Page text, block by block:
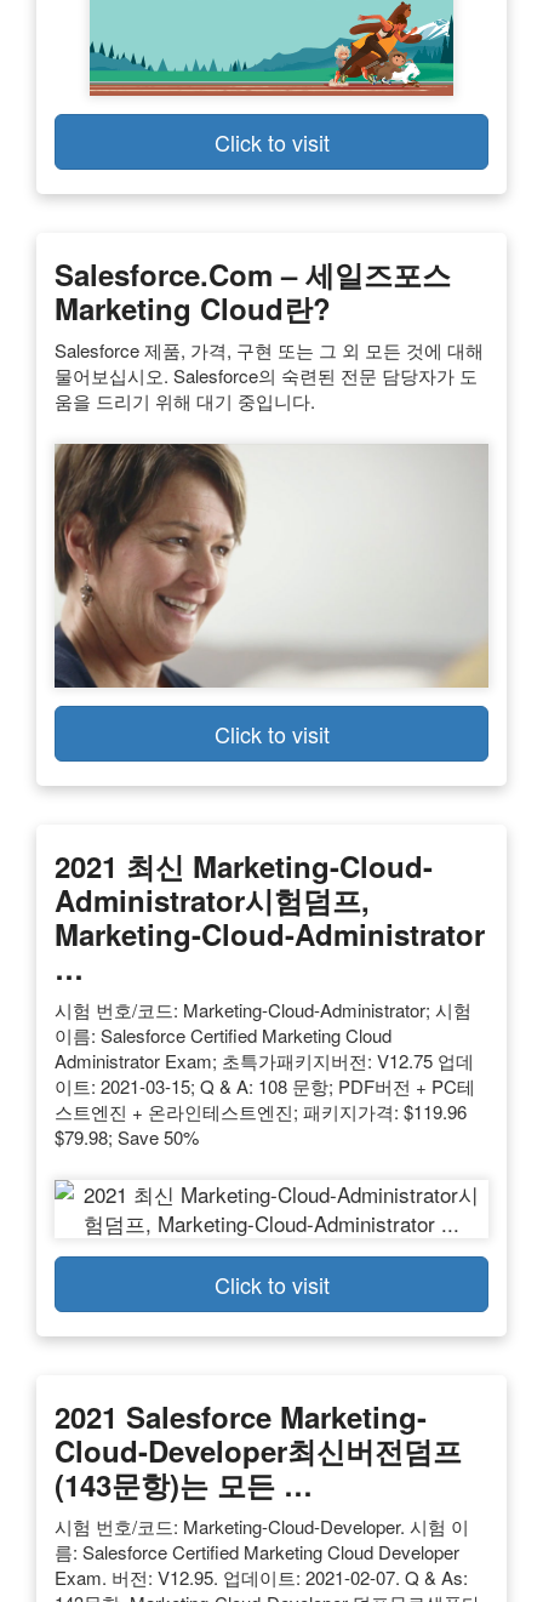
Click to visit
Salesforce.com – 세일즈포스
Marketing Cloud란?
Salesforce 제품, 가격, 구현 또는 그 외 모든 것에 대해
물어보십시오. Salesforce의 숙련된 전문 담당자가 도
움을 드리기 위해 대기 중입니다.
Click to visit
2021 최신 Marketing-Cloud-
Administrator시험덤프,
Marketing-Cloud-Administrator
…
시험 번호/코드: Marketing-Cloud-Administrator; 시험
이름: Salesforce Certified Marketing Cloud
Administrator Exam; 초특가패키지버전: V12.75 업데
이트: 2021-03-15; Q & A: 108 문항; PDF버전 + PC테
스트엔진 + 온라인테스트엔진; 패키지가격: $119.96
$79.98; Save 50%
Click to visit
2021 Salesforce Marketing-
Cloud-Developer최신버전덤프
(143문항)는 모든 …
시험 번호/코드: Marketing-Cloud-Developer. 시험 이
름: Salesforce Certified Marketing Cloud Developer
Exam. 버전: V12.95. 업데이트: 2021-02-07. Q & As: